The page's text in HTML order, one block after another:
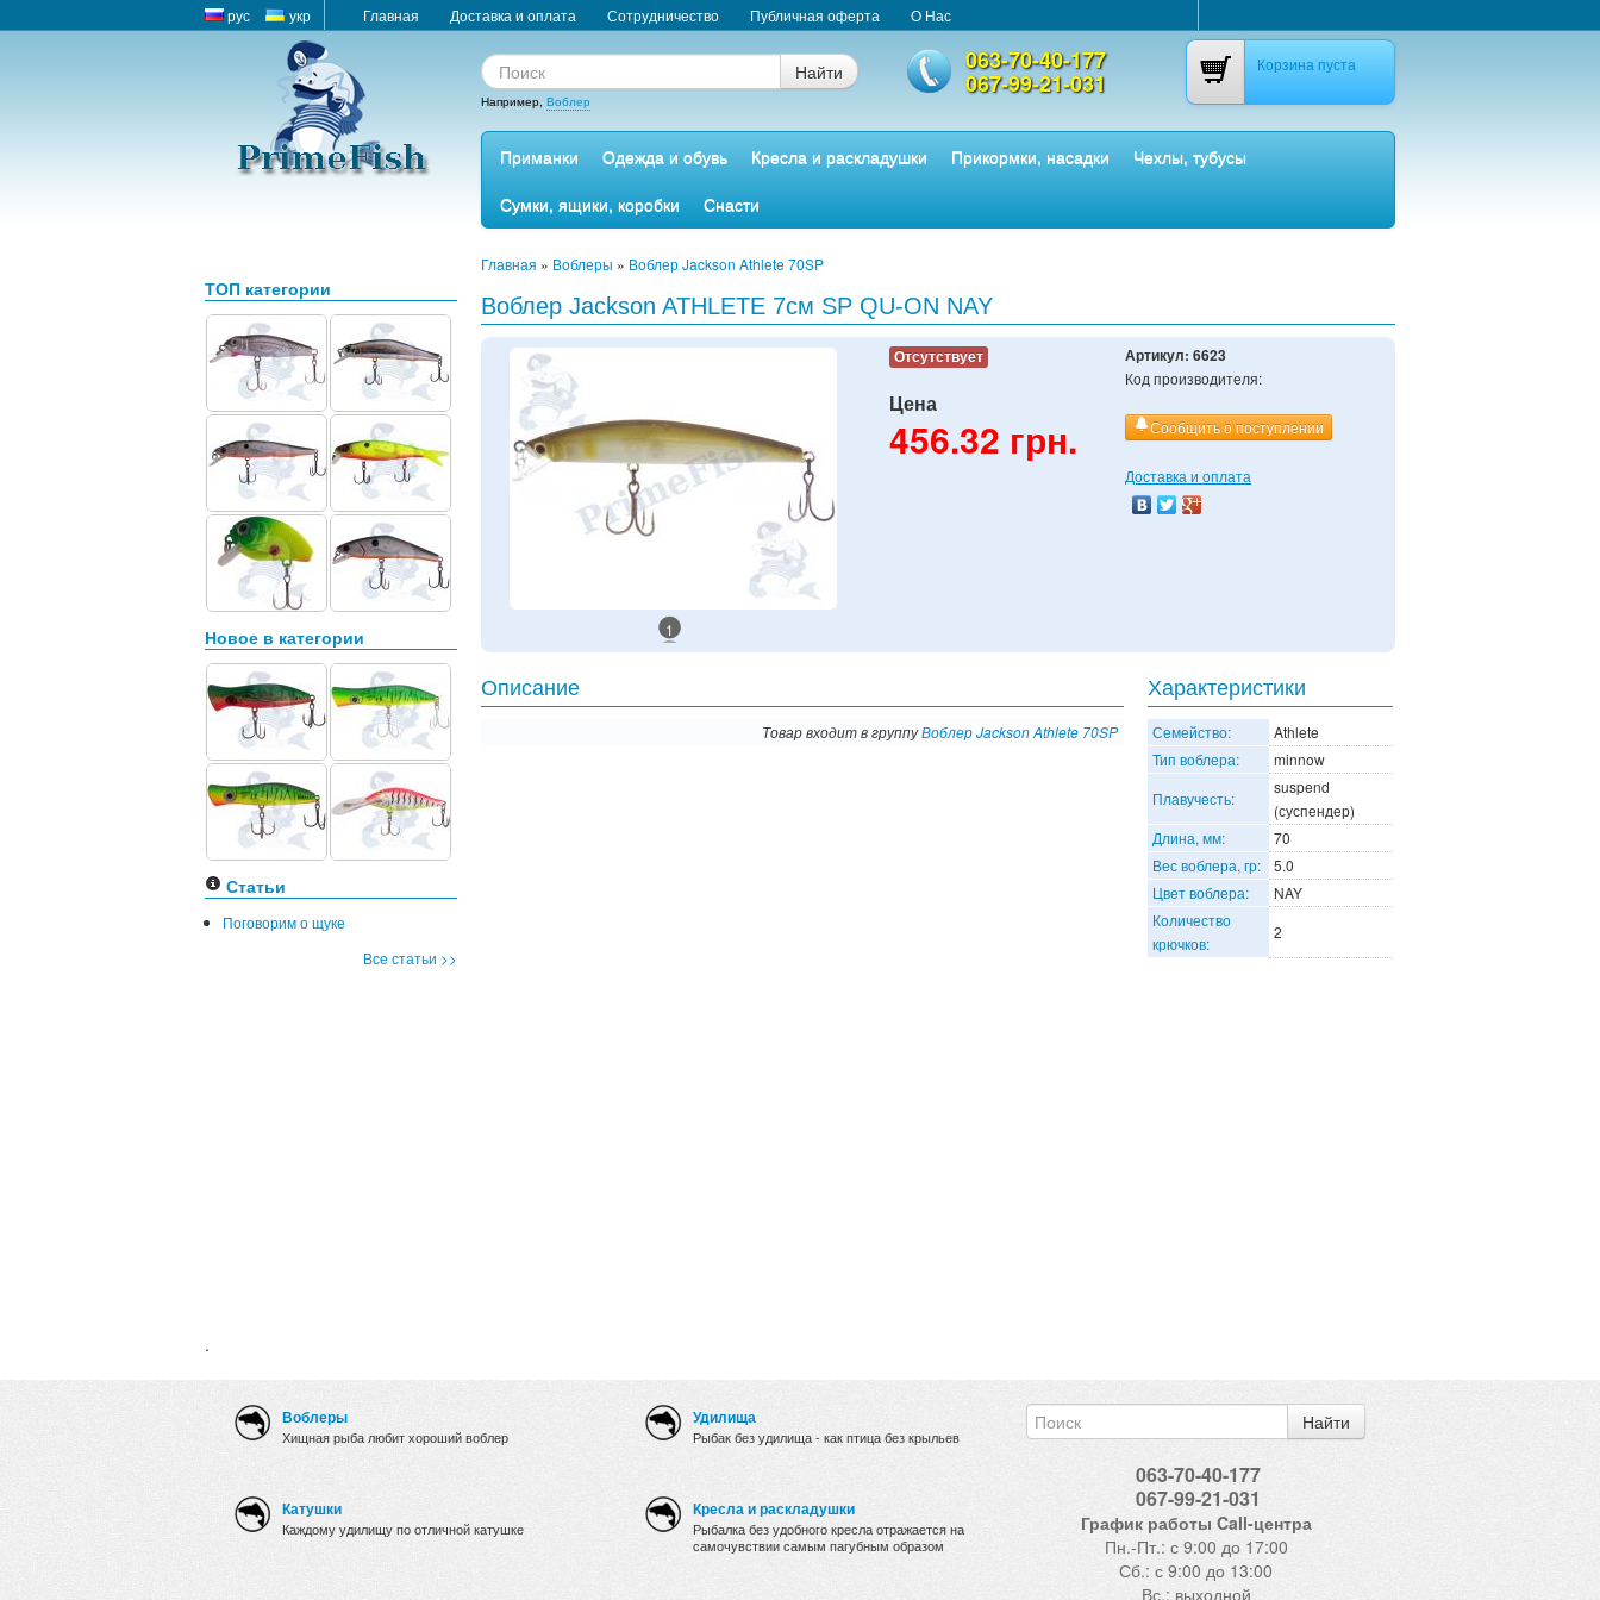
рус укр Главная Доставка и оплата Сотрудничество Публичная оферта О Нас
Найти
Например, Воблер
063-70-40-177
067-99-21-031
Корзина пуста
Приманки Одежда и обувь Кресла и раскладушки Прикормки, насадки
Чехлы, тубусы
Сумки, ящики, коробки
Снасти
ТОП категории
Новое в категории
Статьи
Поговорим о щуке
Все статьи >>
.
Главная » Воблеры » Воблер Jackson Athlete 70SP
Воблер Jackson ATHLETE 7см SP QU-ON NAY
1
Отсутствует
Цена
456.32 грн.
Артикул: 6623
Код производителя:
Сообщить о поступлении
Доставка и оплата
Описание
Товар входит в группуВоблер Jackson Athlete 70SP
Характеристики
Семейство:
Athlete
Тип воблера:
minnow
Плавучесть:
suspend
(суспендер)
Длина, мм:
70
Вес воблера, гр:
5.0
Цвет воблера:
NAY
Количество
крючков:
2
Воблеры
Хищная рыба любит хороший воблер
Катушки
Каждому удилищу по отличной катушке
Удилища
Рыбак без удилища - как птица без крыльев
Кресла и раскладушки
Рыбалка без удобного кресла отражается на
самочувствии самым пагубным образом
Найти
063-70-40-177
067-99-21-031
График работы Call-центра
Пн.-Пт.: с 9:00 до 17:00
Сб.: с 9:00 до 13:00
Вс.: выходной